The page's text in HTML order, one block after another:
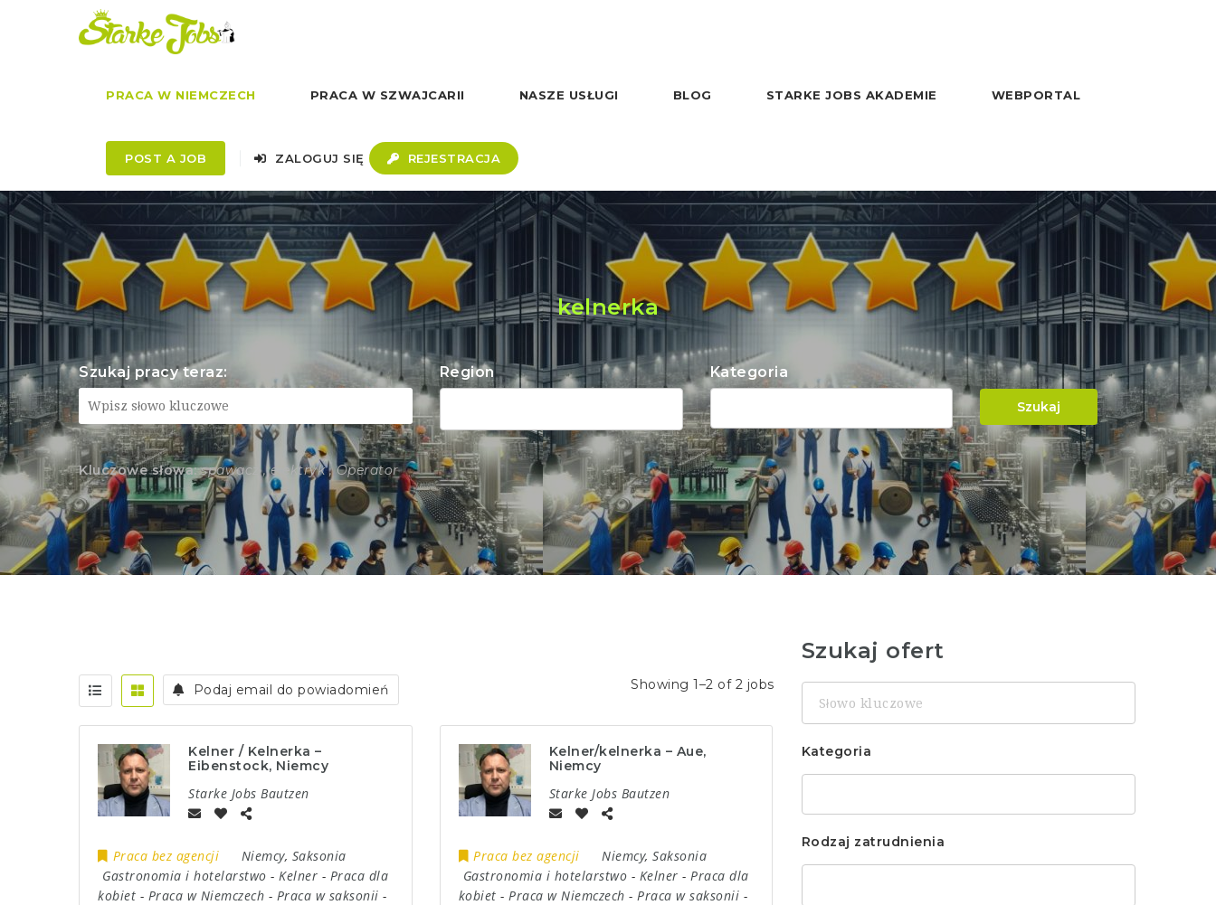
PRACA W NIEMCZECH PRACA W SZWAJCARII NASZE USŁUGI BLOG STARKE JOBS AKADEMIE WEBPORTAL
POST A JOB ZALOGUJ SIĘ REJESTRACJA
kelnerka
Szukaj pracy teraz: Region Kategoria
Szukaj
Kluczowe słowa: spawacz , elektryk , Operator
Podaj email do powiadomień Showing 1–2 of 2 jobs
Kelner / Kelnerka –
Eibenstock, Niemcy
Starke Jobs Bautzen
Praca bez agencji Niemcy, Saksonia
Gastronomia i hotelarstwo - Kelner - Praca dla
kobiet - Praca w Niemczech - Praca w saksonii -
Kelner/kelnerka – Aue,
Niemcy
Starke Jobs Bautzen
Praca bez agencji Niemcy,Saksonia
Gastronomia i hotelarstwo - Kelner - Praca dla
kobiet - Praca w Niemczech - Praca w saksonii -
Szukaj ofert
Słowo
kluczowe
Kategoria
Rodzaj zatrudnienia